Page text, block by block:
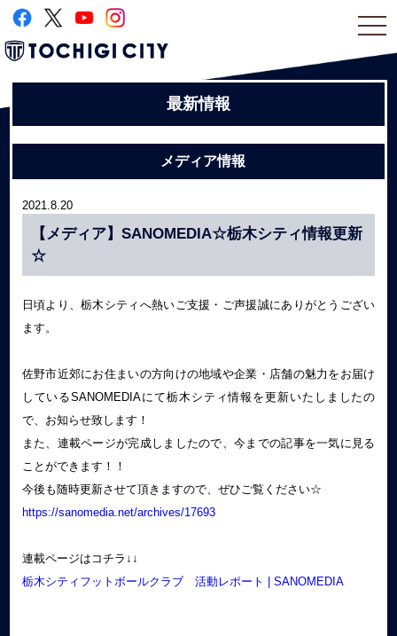
最新情報
メディア情報
2021.8.20
【メディア】SANOMEDIA☆栃木シティ情報更新
☆
日頃より、栃木シティへ熱いご支援・ご声援誠にありがとうござい
ます。
佐野市近郊にお住まいの方向けの地域や企業・店舗の魅力をお届け
しているSANOMEDIAにて栃木シティ情報を更新いたしましたの
で、お知らせ致します！
また、連載ページが完成しましたので、今までの記事を一気に見る
ことができます！！
今後も随時更新させて頂きますので、ぜひご覧ください☆
https://sanomedia.net/archives/17693
連載ページはコチラ↓↓
栃木シティフットボールクラブ 活動レポート | SANOMEDIA